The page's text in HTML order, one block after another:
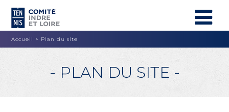
Accueil > Plan du site
- PLAN DU SITE -